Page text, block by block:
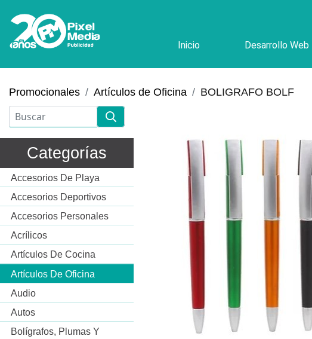
Inicio Desarrollo Web
Promocionales Artículos de Oficina BOLIGRAFO BOLF
Categorías
Accesorios De Playa
Accesorios Deportivos
Accesorios Personales
Acrílicos
Artículos De Cocina
Artículos De Oficina
Audio
Autos
Bolígrafos, Plumas Y